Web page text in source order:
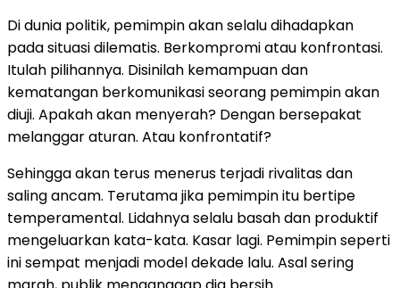
Di dunia politik, pemimpin akan selalu dihadapkan
pada situasi dilematis. Berkompromi atau konfrontasi.
Itulah pilihannya. Disinilah kemampuan dan
kematangan berkomunikasi seorang pemimpin akan
diuji. Apakah akan menyerah? Dengan bersepakat
melanggar aturan. Atau konfrontatif?
Sehingga akan terus menerus terjadi rivalitas dan
saling ancam. Terutama jika pemimpin itu bertipe
temperamental. Lidahnya selalu basah dan produktif
mengeluarkan kata-kata. Kasar lagi. Pemimpin seperti
ini sempat menjadi model dekade lalu. Asal sering